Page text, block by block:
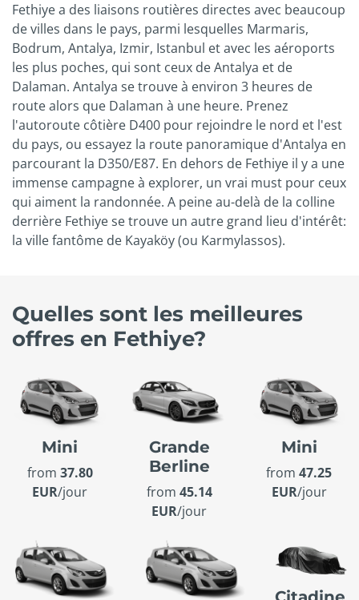
Fethiye a des liaisons routières directes avec beaucoup
de villes dans le pays, parmi lesquelles Marmaris,
Bodrum, Antalya, Izmir, Istanbul et avec les aéroports
les plus poches, qui sont ceux de Antalya et de
Dalaman. Antalya se trouve à environ 3 heures de
route alors que Dalaman à une heure. Prenez
l'autoroute côtière D400 pour rejoindre le nord et l'est
du pays, ou essayez la route panoramique d'Antalya en
parcourant la D350/E87. En dehors de Fethiye il y a une
immense campagne à explorer, un vrai must pour ceux
qui aiment la randonnée. A peine au-delà de la colline
derrière Fethiye se trouve un autre grand lieu d'intérêt:
la ville fantôme de Kayaköy (ou Karmylassos).
Quelles sont les meilleures
offres en Fethiye?
Mini
from 37.80
EUR/jour
Grande
Berline
from 45.14
EUR/jour
Mini
from47.25
EUR/jour